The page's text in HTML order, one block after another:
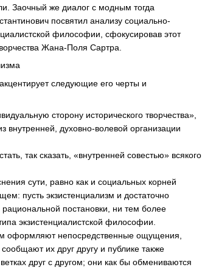
Заочный же диалог с модным тогда
посвятил анализу социально-
философии, сфокусировав этот
Жана-Поля Сартра.
следующие его черты и
сторону исторического творчества»,
внутренней, духовно-волевой организации
так сказать, «внутренней совестью» всякого
сути, равно как и социальных корней
пусть экзистенциализм и достаточно
постановки, ни тем более
экзистенциалистской философии.
оформляют непосредственные ощущения,
их друг другу и публике также
друг с другом; они как бы обмениваются